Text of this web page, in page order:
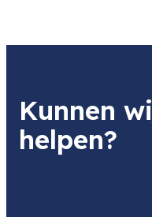
Kunnen
helpen?